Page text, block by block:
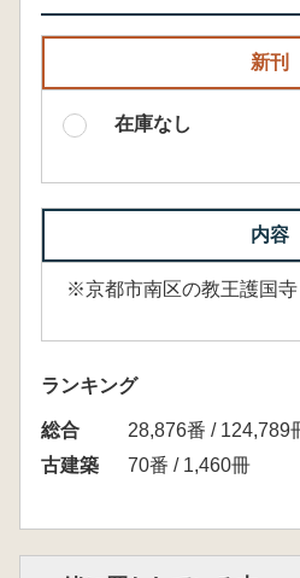
新刊
在庫なし
内容
※京都市南区の教王護国
ランキング
総合
28,876番 / 124,789
古建築
70番 / 1,460冊